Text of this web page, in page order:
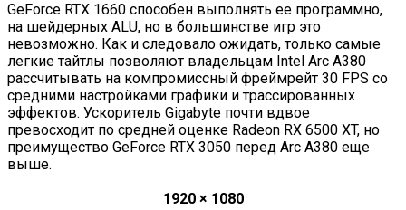
GeForce RTX 1660 способен выполнять ее программно,
на шейдерных ALU, но в большинстве игр это
невозможно. Как и следовало ожидать, только самые
легкие тайтлы позволяют владельцам Intel Arc A380
рассчитывать на компромиссный фреймрейт 30 FPS со
средними настройками графики и трассированных
эффектов. Ускоритель Gigabyte почти вдвое
превосходит по средней оценке Radeon RX 6500 XT, но
преимущество GeForce RTX 3050 перед Arc A380 еще
выше.
1920 × 1080